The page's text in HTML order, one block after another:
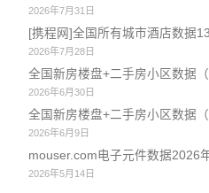
2026年7月31日
[携程网]全国所有城市酒店数据
2026年7月28日
全国新房楼盘+二手房小区数据
2026年6月30日
全国新房楼盘+二手房小区数据
2026年6月9日
mouser.com电子元件数据2026
2026年5月14日